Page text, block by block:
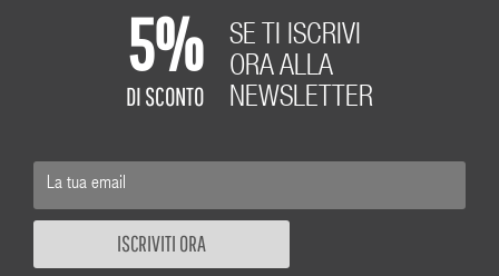
5%
DI SCONTO
SE TI ISCRIVI
ORA ALLA
NEWSLETTER
ISCRIVITI ORA